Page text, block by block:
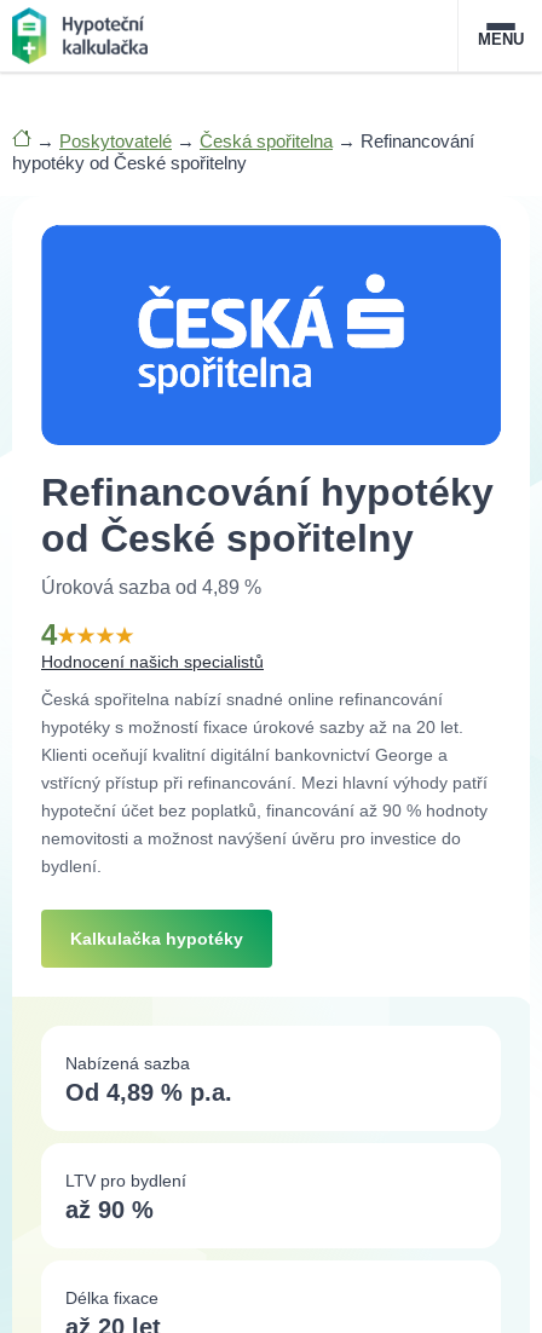
Slovník pojmůKontakt
MENU
→ Poskytovatelé → Česká spořitelna → Refinancování
hypotéky od České spořitelny
Refinancování hypotéky
od České spořitelny
Úroková sazba od 4,89 %
4
Hodnocení našich specialistů
Česká spořitelna nabízí snadné online refinancování
hypotéky s možností fixace úrokové sazby až na 20 let.
Klienti oceňují kvalitní digitální bankovnictví George a
vstřícný přístup při refinancování. Mezi hlavní výhody patří
hypoteční účet bez poplatků, financování až 90 % hodnoty
nemovitosti a možnost navýšení úvěru pro investice do
bydlení.
Kalkulačka hypotéky
Nabízená sazba
Od 4,89 % p.a.
LTV pro bydlení
až 90 %
Délka fixace
až 20 let